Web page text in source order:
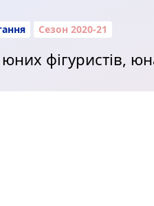
Сезон 2020-21
фігуристів,